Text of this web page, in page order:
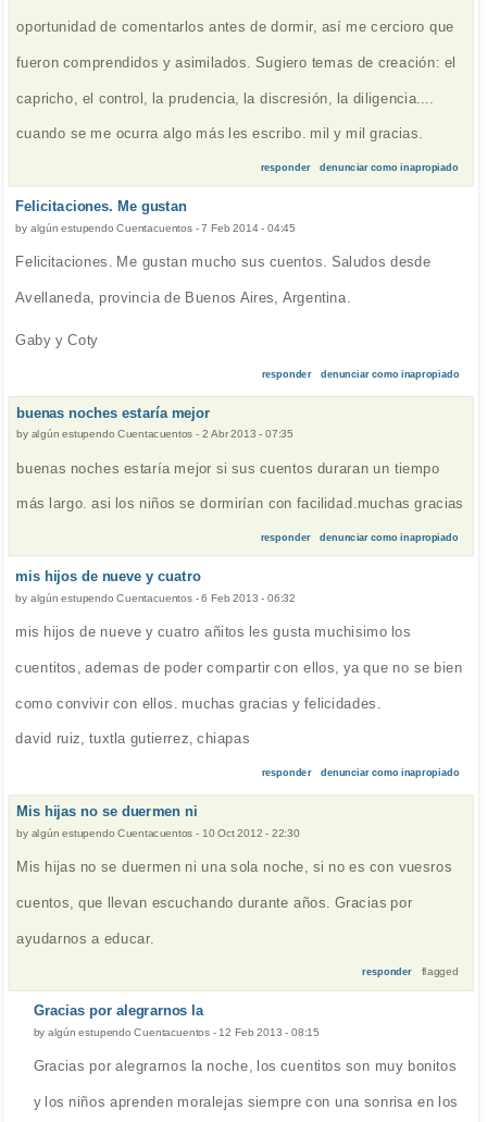
oportunidad de comentarlos antes de dormir, así me cercioro que
fueron comprendidos y asimilados. Sugiero temas de creación: el
capricho, el control, la prudencia, la discresión, la diligencia....
cuando se me ocurra algo más les escribo. mil y mil gracias.
responder denunciar como inapropiado
Felicitaciones. Me gustan
by algún estupendo Cuentacuentos-7 Feb 2014 - 04:45
Felicitaciones. Me gustan mucho sus cuentos. Saludos desde
Avellaneda, provincia de Buenos Aires, Argentina.
Gaby y Coty
responder denunciar como inapropiado
buenas noches estaría mejor
by algún estupendo Cuentacuentos - 2 Abr 2013 - 07:35
buenas noches estaría mejor si sus cuentos duraran un tiempo
más largo. asi los niños se dormirían con facilidad.muchas gracias
responder denunciar como inapropiado
mis hijos de nueve y cuatro
by algún estupendo Cuentacuentos-6 Feb 2013 - 06:32
mis hijos de nueve y cuatro añitos les gusta muchisimo los
cuentitos, ademas de poder compartir con ellos, ya que no se bien
como convivir con ellos. muchas gracias y felicidades.
david ruiz, tuxtla gutierrez, chiapas
responder denunciar como inapropiado
Mis hijas no se duermen ni
by algún estupendo Cuentacuentos - 10 Oct 2012 - 22:30
Mis hijas no se duermen ni una sola noche, si no es con vuesros
cuentos, que llevan escuchando durante años. Gracias por
ayudarnos a educar.
responder flagged
Gracias por alegrarnos la
byalgún estupendo Cuentacuentos - 12 Feb 2013 - 08:15
Gracias por alegrarnos la noche, los cuentitos son muy bonitos
y los niños aprenden moralejas siempre con una sonrisa en los